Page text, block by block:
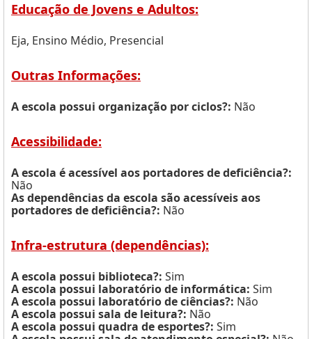
Educação de Jovens e Adultos:
Eja, Ensino Médio, Presencial
Outras Informações:
A escola possui organização por ciclos?: Não
Acessibilidade:
A escola é acessível aos portadores de deficiência?:
Não
As dependências da escola são acessíveis aos
portadores de deficiência?: Não
Infra-estrutura (dependências):
A escola possui biblioteca?: Sim
A escola possui laboratório de informática: Sim
A escola possui laboratório de ciências?: Não
A escola possui sala de leitura?: Não
A escola possui quadra de esportes?: Sim